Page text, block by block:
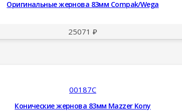
Оригинальные жернова 83мм Compak/Wega
25071 ₽
00187C
Конические жернова 83мм Mazzer Kony